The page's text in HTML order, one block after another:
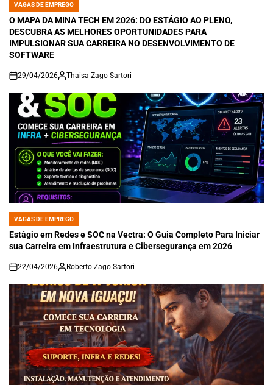
POSTED
IN
VAGAS DE EMPREGO
O MAPA DA MINA TECH EM 2026: DO ESTÁGIO AO PLENO,
DESCUBRA AS MELHORES OPORTUNIDADES PARA
IMPULSIONAR SUA CARREIRA NO DESENVOLVIMENTO DE
SOFTWARE
on
29/04/2026 Thaisa Zago Sartori
POSTED
IN
VAGAS DE EMPREGO
Estágio em Redes e SOC na Vectra: O Guia Completo Para Iniciar
sua Carreira em Infraestrutura e Cibersegurança em 2026
on
22/04/2026 Roberto Zago Sartori